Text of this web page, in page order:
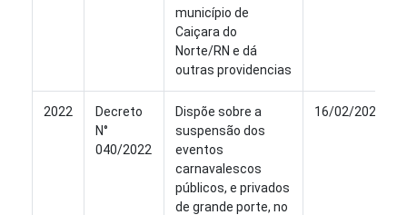
município de
Caiçara do
Norte/RN e dá
outras providencias
2022
Decreto
N°
040/2022
Dispõe sobre a
suspensão dos
eventos
carnavalescos
públicos, e privados
de grande porte, no
16/02/2022